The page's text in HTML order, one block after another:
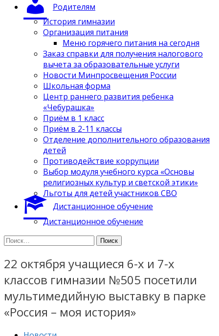
Родителям
История гимназии
Организация питания
Меню горячего питания на сегодня
Заказ справки для получения налогового
вычета за образовательные услуги
Новости Минпросвещения России
Школьная форма
Центр раннего развития ребенка
«Чебурашка»
Приём в 1 класс
Приём в 2-11 классы
Отделение дополнительного образования
детей
Противодействие коррупции
Выбор модуля учебного курса «Основы
религиозных культур и светской этики»
Льготы для детей участников СВО
Дистанционное обучение
Дистанционное обучение
Найти:
22 октября учащиеся 6-х и 7-х
классов гимназии №505 посетили
мультимедийную выставку в парке
«Россия – моя история»